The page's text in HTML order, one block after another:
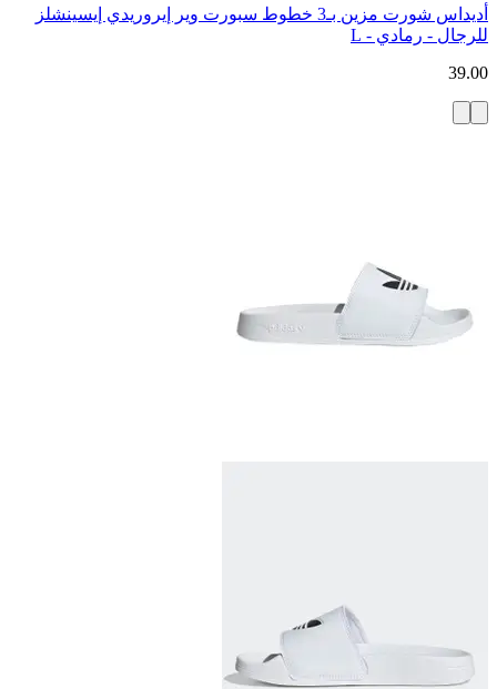
أديداس شورت مزين بـ3 خطوط سبورت وير إيروريدي إيسينشلز
للرجال - رمادي - L
39.00